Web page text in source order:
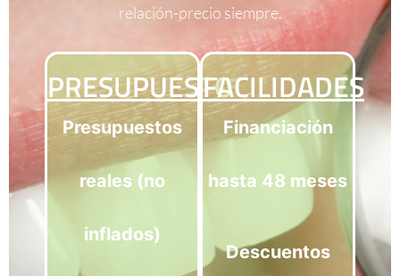
relación-precio siempre.
PRESUPUESTO
Presupuestos
reales (no
inflados)
FACILIDADES
Financiación
hasta 48 meses
Descuentos